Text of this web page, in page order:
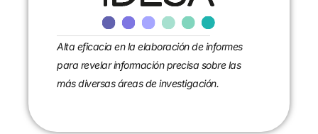
Alta eficacia en la elaboración de informes
para revelar información precisa sobre las
más diversas áreas de investigación.